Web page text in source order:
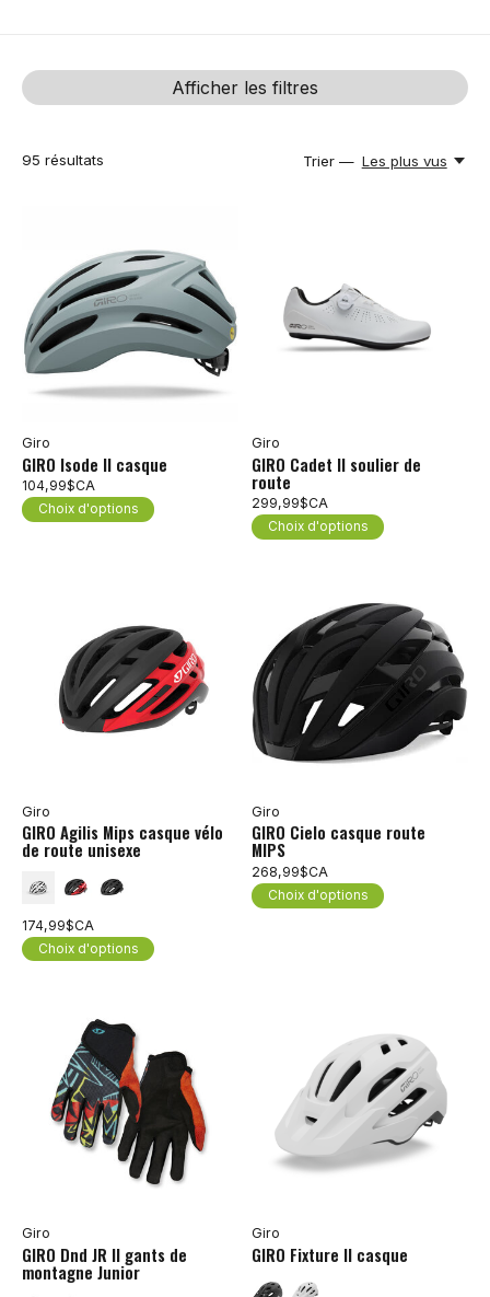
Afficher les filtres
95 résultats Trier — Les plus vus
Giro
GIRO Isode II casque
104,99$CA
Choix d'options
Giro
GIRO Cadet II soulier de
route
299,99$CA
Choix d'options
Giro
GIRO Agilis Mips casque vélo
de route unisexe
174,99$CA
Choix d'options
Giro
GIRO Cielo casque route
MIPS
268,99$CA
Choix d'options
Giro
GIRO Dnd JR II gants de
montagne Junior
Giro
GIRO Fixture II casque